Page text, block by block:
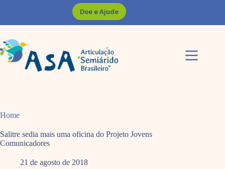
Doe e Ajude
Home
Salitre sedia mais uma oficina do Projeto Jovens
Comunicadores
21 de agosto de 2018